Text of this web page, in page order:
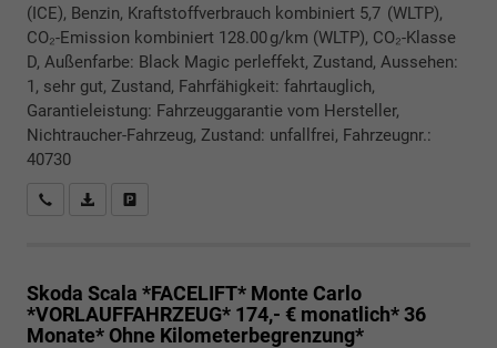
(ICE), Benzin, Kraftstoffverbrauch kombiniert 5,7 (WLTP),
CO₂-Emission kombiniert 128.00 g/km (WLTP), CO₂-Klasse
D, Außenfarbe: Black Magic perleffekt, Zustand, Aussehen:
1, sehr gut, Zustand, Fahrfähigkeit: fahrtauglich,
Garantieleistung: Fahrzeuggarantie vom Hersteller,
Nichtraucher-Fahrzeug, Zustand: unfallfrei, Fahrzeugnr.:
40730
Rückrufbitte absenden
PDF-Datei, Fahrzeugexposé drucken
Skoda Scala *FACELIFT* Monte Carlo
*VORLAUFFAHRZEUG* 174,- € monatlich* 36
Monate* Ohne Kilometerbegrenzung*